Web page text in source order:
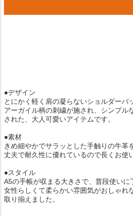
●デザイン
とにかく軽く肩の凝らないショルダーバ
アーガイル柄の刺繍が施され、シンプル
された、大人可愛いアイテムです。
●素材
きめ細やかでサラッとした手触りの牛革
丈夫で耐久性に優れているので長くお使
●スタイル
A5の手帳が収まる大きさで、普段使いに
女性らしくて柔らかい雰囲気がおしゃれ
取り揃えました。